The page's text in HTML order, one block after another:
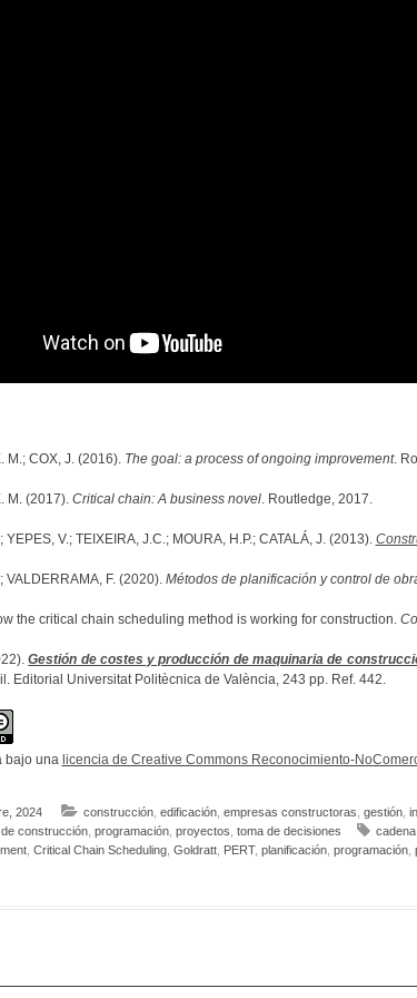
M.; COX, J. (2016). The goal: a process of ongoing improvement.
M. (2017). Critical chain: A business novel. Routledge, 2017.
YEPES, V.; TEIXEIRA, J.C.; MOURA, H.P.; CATALÁ, J. (2013).
VALDERRAMA, F. (2020). Métodos de planificación y control de
the critical chain scheduling method is working for construction.
Gestión de costes y producción de maquinaria de
Editorial Universitat Politècnica de València, 243 pp. Ref. 442.
bajo una licencia de Creative Commons Reconocimiento-
2024 construcción, edificación, empresas constructoras gestión,
construcción, programación, proyectos toma de decisiones
, Critical Chain Scheduling, Goldratt, PERT, planificación, programación,